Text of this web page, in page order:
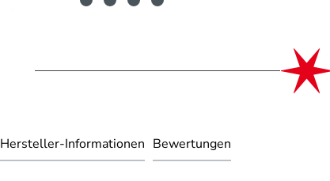
Hersteller-Informationen Bewertungen